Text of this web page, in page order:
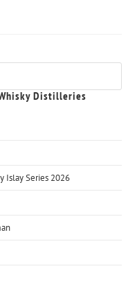
Distilleries
Islay Series 2026